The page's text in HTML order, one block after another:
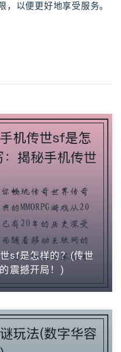
以便更好地享受服务。
sf是怎样的？(传世
震撼开局！)